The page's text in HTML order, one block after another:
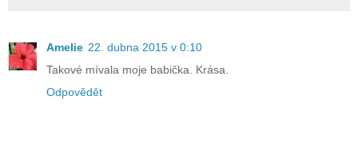
Amelie 22. dubna 2015 v 0:10
Takové mívala moje babička. Krása.
Odpovědět